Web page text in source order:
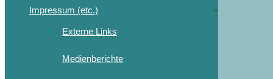
Impressum (etc.)
Externe Links
Medienberichte